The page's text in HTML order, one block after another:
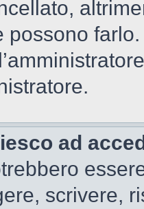
possono
ad
scrivere,